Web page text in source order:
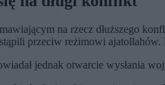
na rzecz dłuższego
przeciw reżimowi ajatollahów.
jednak otwarcie wysłania